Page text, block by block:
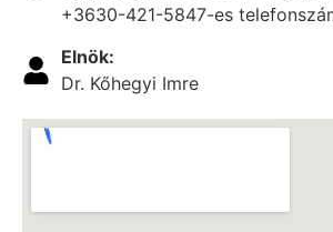
+3630-421-5847-es
Elnök:
Dr. Kőhegyi Imre